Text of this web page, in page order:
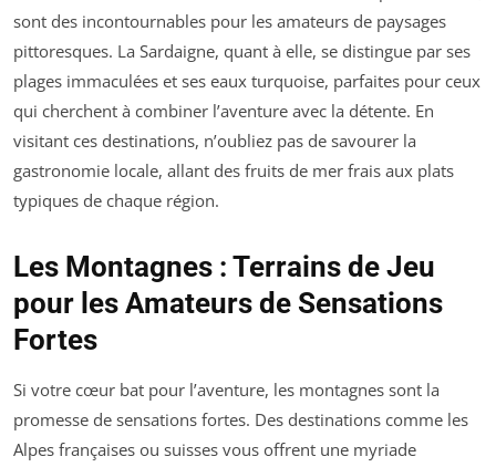
sont des incontournables pour les amateurs de paysages
pittoresques. La Sardaigne, quant à elle, se distingue par ses
plages immaculées et ses eaux turquoise, parfaites pour ceux
qui cherchent à combiner l’aventure avec la détente. En
visitant ces destinations, n’oubliez pas de savourer la
gastronomie locale, allant des fruits de mer frais aux plats
typiques de chaque région.
Les Montagnes : Terrains de Jeu
pour les Amateurs de Sensations
Fortes
Si votre cœur bat pour l’aventure, les montagnes sont la
promesse de sensations fortes. Des destinations comme les
Alpes françaises ou suisses vous offrent une myriade